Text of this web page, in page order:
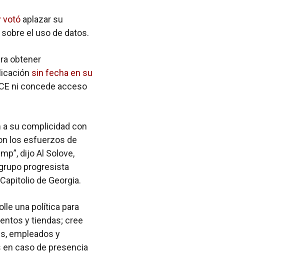
votó aplazar su
el uso de datos.
obtener
sin fecha en su
ni concede acceso
a su complicidad con
los esfuerzos de
dijo Al Solove,
progresista
de Georgia.
una política para
y tiendas; cree
empleados y
caso de presencia